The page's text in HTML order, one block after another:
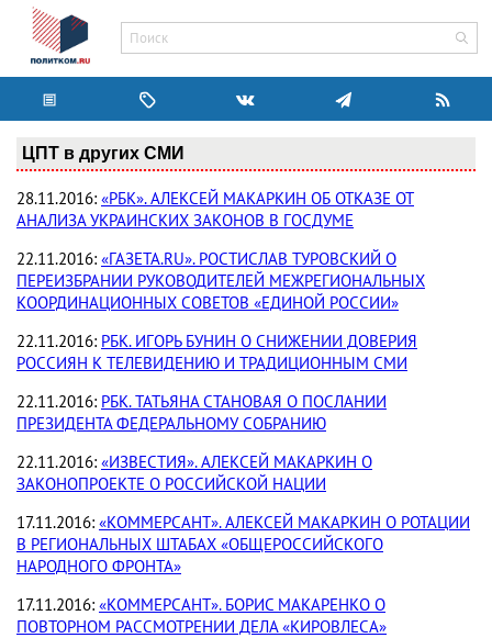
ЦПТ в других СМИ
28.11.2016: «РБК». АЛЕКСЕЙ МАКАРКИН ОБ ОТКАЗЕ ОТ
АНАЛИЗА УКРАИНСКИХ ЗАКОНОВ В ГОСДУМЕ
22.11.2016: «ГАЗЕТА.RU». РОСТИСЛАВ ТУРОВСКИЙ О
ПЕРЕИЗБРАНИИ РУКОВОДИТЕЛЕЙ МЕЖРЕГИОНАЛЬНЫХ
КООРДИНАЦИОННЫХ СОВЕТОВ «ЕДИНОЙ РОССИИ»
22.11.2016: РБК. ИГОРЬ БУНИН О СНИЖЕНИИ ДОВЕРИЯ
РОССИЯН К ТЕЛЕВИДЕНИЮ И ТРАДИЦИОННЫМ СМИ
22.11.2016: РБК. ТАТЬЯНА СТАНОВАЯ О ПОСЛАНИИ
ПРЕЗИДЕНТА ФЕДЕРАЛЬНОМУ СОБРАНИЮ
22.11.2016: «ИЗВЕСТИЯ». АЛЕКСЕЙ МАКАРКИН О
ЗАКОНОПРОЕКТЕ О РОССИЙСКОЙ НАЦИИ
17.11.2016: «КОММЕРСАНТ». АЛЕКСЕЙ МАКАРКИН О РОТАЦИИ
В РЕГИОНАЛЬНЫХ ШТАБАХ «ОБЩЕРОССИЙСКОГО
НАРОДНОГО ФРОНТА»
17.11.2016: «КОММЕРСАНТ». БОРИС МАКАРЕНКО О
ПОВТОРНОМ РАССМОТРЕНИИ ДЕЛА «КИРОВЛЕСА»